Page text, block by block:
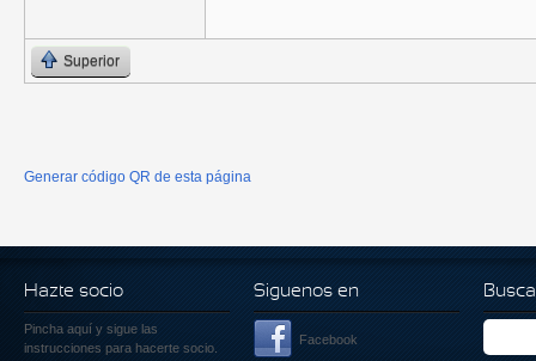
Superior
Generar código QR de esta página
Hazte socio
Pincha aquí y sigue las
instrucciones para hacerte socio.
Siguenos en
Facebook